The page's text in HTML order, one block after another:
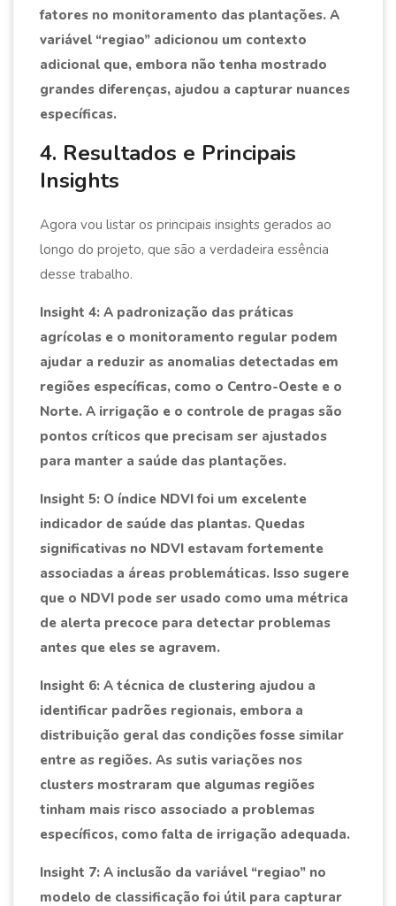
fatores no monitoramento das plantações. A
variável “regiao” adicionou um contexto
adicional que, embora não tenha mostrado
grandes diferenças, ajudou a capturar nuances
específicas.
4. Resultados e Principais
Insights
Agora vou listar os principais insights gerados ao
longo do projeto, que são a verdadeira essência
desse trabalho.
Insight 4: A padronização das práticas
agrícolas e o monitoramento regular podem
ajudar a reduzir as anomalias detectadas em
regiões específicas, como o Centro-Oeste e o
Norte. A irrigação e o controle de pragas são
pontos críticos que precisam ser ajustados
para manter a saúde das plantações.
Insight 5: O índice NDVI foi um excelente
indicador de saúde das plantas. Quedas
significativas no NDVI estavam fortemente
associadas a áreas problemáticas. Isso sugere
que o NDVI pode ser usado como uma métrica
de alerta precoce para detectar problemas
antes que eles se agravem.
Insight 6: A técnica de clustering ajudou a
identificar padrões regionais, embora a
distribuição geral das condições fosse similar
entre as regiões. As sutis variações nos
clusters mostraram que algumas regiões
tinham mais risco associado a problemas
específicos, como falta de irrigação adequada.
Insight 7: A inclusão da variável “regiao” no
modelo de classificação foi útil para capturar